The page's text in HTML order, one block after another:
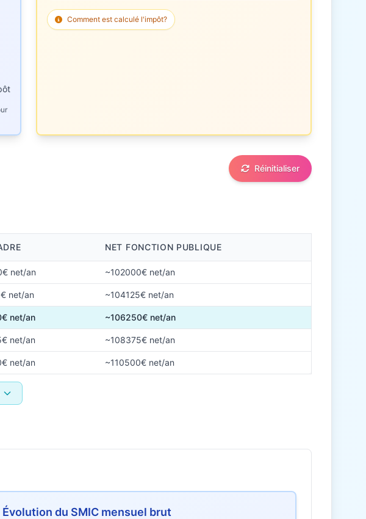
Comment est calculé l'impôt?
Réinitialiser
NET FONCTION PUBLIQUE
net/an ~102000€ net/an
net/an ~104125€ net/an
net/an ~106250€ net/an
net/an ~108375€ net/an
net/an ~110500€ net/an
Évolution du SMIC mensuel brut